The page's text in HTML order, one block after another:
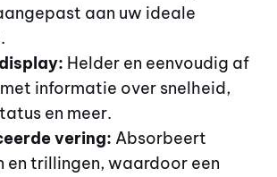
aan uw ideale
Helder en eenvoudig af
informatie over snelheid,
en meer.
vering: Absorbeert
en trillingen, waardoor een